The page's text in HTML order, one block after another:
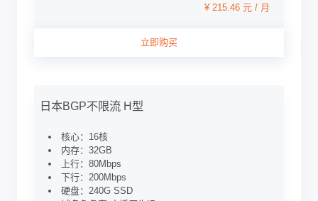
¥ 215.46 元 / 月
立即购买
日本BGP不限流 H型
核心：16核
内存：32GB
上行：80Mbps
下行：200Mbps
硬盘：240G SSD